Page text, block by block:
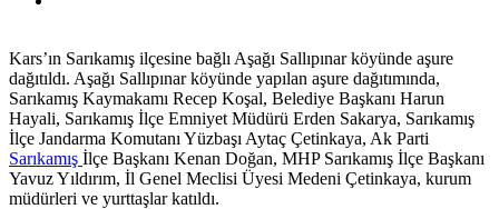
Kars’ın Sarıkamış ilçesine bağlı Aşağı Sallıpınar köyünde aşure
dağıtıldı. Aşağı Sallıpınar köyünde yapılan aşure dağıtımında,
Sarıkamış Kaymakamı Recep Koşal, Belediye Başkanı Harun
Hayali, Sarıkamış İlçe Emniyet Müdürü Erden Sakarya, Sarıkamış
İlçe Jandarma Komutanı Yüzbaşı Aytaç Çetinkaya, Ak Parti
Sarıkamış İlçe Başkanı Kenan Doğan, MHP Sarıkamış İlçe Başkanı
Yavuz Yıldırım, İl Genel Meclisi Üyesi Medeni Çetinkaya, kurum
müdürleri ve yurttaşlar katıldı.